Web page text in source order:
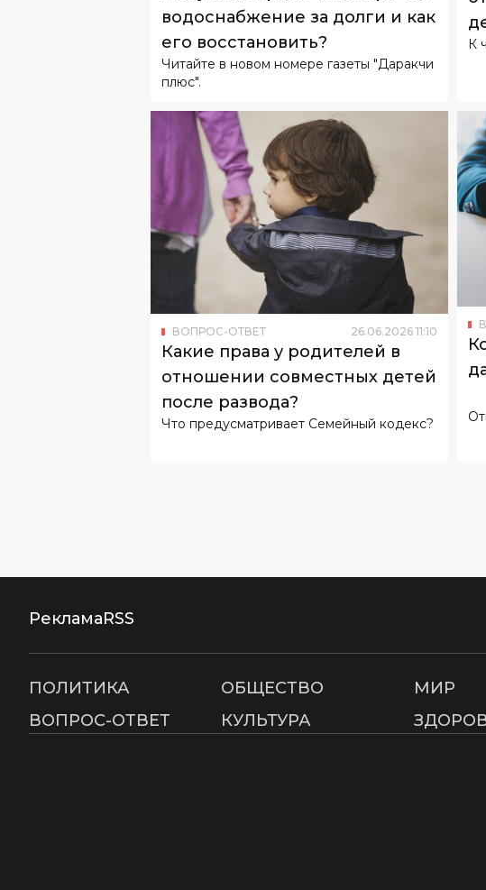
ВОПРОС-ОТВЕТ 26.06.2026
Какие права у родителей в
отношении совместных детей
после развода?
Что предусматривает Семейный кодекс?
РекламаRSS
ПОЛИТИКА ОБЩЕСТВО МИР
ВОПРОС-ОТВЕТ
КУЛЬТУРА